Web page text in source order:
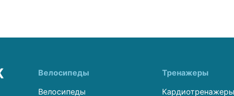
Велосипеды
Велосипеды
Тренажеры
Кардиотренажеры